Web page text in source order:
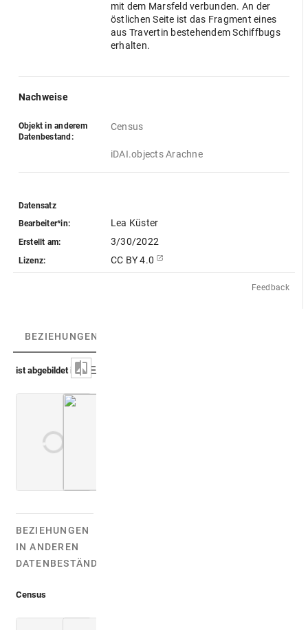
mit dem Marsfeld verbunden. An der
östlichen Seite ist das Fragment eines
aus Travertin bestehendem Schiffbugs
erhalten.
Nachweise
Objekt in anderem
Datenbestand:
Census
iDAI.objects Arachne
Datensatz
Bearbeiter*in:
Lea Küster
Erstellt am: 3/30/2022
Lizenz: CC BY 4.0
Feedback
BEZIEHUNGEN
ist abgebildet in
BEZIEHUNGEN
IN ANDEREN
DATENBESTÄNDEN:
Census